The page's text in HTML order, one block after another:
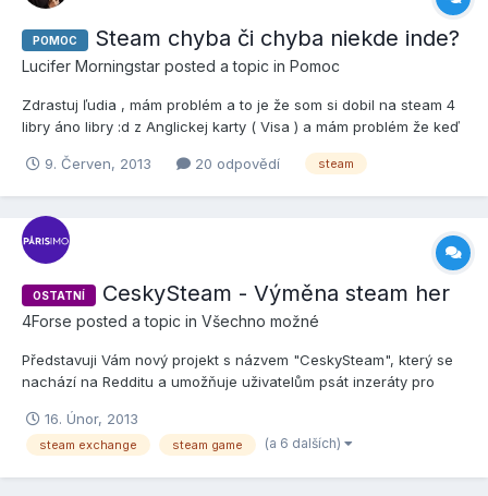
POMOC Steam chyba či chyba niekde inde?
Lucifer Morningstar posted a topic in Pomoc
Zdrastuj ľudia , mám problém a to je že som si dobil na steam 4
libry áno libry :d z Anglickej karty ( Visa ) a mám problém že keď
dám kúpiť ukáže dajakú chybu s transakciou čo s tým môže byť
9. Červen, 2013 20 odpovědí steam
OSTATNÍ CeskySteam - Výměna steam her
4Forse posted a topic in Všechno možné
Představuji Vám nový projekt s názvem "CeskySteam", který se
nachází na Redditu a umožňuje uživatelům psát inzeráty pro
zprostředkovává se přes službu Reddit.com, vyžaduje pouze
registraci uživatele. Do nabídky poté zájemci píší své komentáře
16. Únor, 2013
steam exchange steam game (a 6 dalších)